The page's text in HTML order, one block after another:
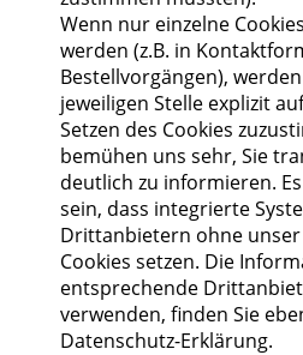
Wenn nur einzelne
werden (z.B. in
Bestellvorgängen),
jeweiligen Stelle explizit
Setzen des Cookies
bemühen uns sehr, Sie
deutlich zu informieren.
sein, dass integrierte
Drittanbietern ohne
Cookies setzen. Die
entsprechende
verwenden, finden Sie
Datenschutz-Erklärung.